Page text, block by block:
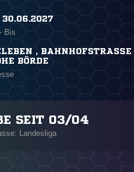
30.06.2027
Bis
, BAHNHOFSTRASSE
BÖRDE
SEIT 03/04
Landesliga